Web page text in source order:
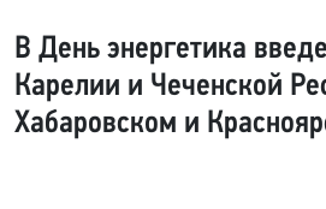
В День энергетика
Карелии и Чеченской
Хабаровском и